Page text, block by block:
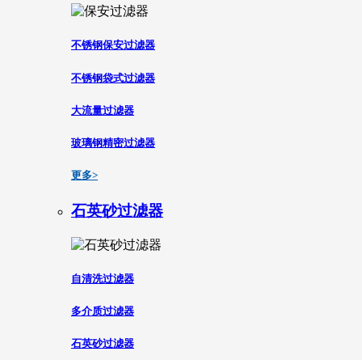
不锈钢保安过滤器
不锈钢袋式过滤器
大流量过滤器
玻璃钢精密过滤器
更多>
石英砂过滤器
自清洗过滤器
多介质过滤器
石英砂过滤器